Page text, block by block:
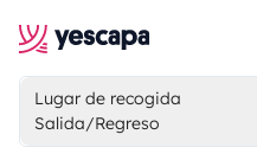
Lugar de recogida
Salida/Regreso